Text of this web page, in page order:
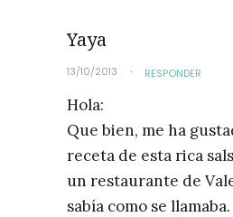
Yaya
13/10/2013 RESPONDER
Hola:
Que bien, me ha
receta de esta rica
un restaurante de
sabía como se llamaba.